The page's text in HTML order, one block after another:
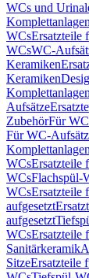
WCs und
Komplettanlagen
WCsErsatzteile
WCsWC-
Keramiken
Keramiken
Komplettanlagen
Aufsätze
ZubehörFür
Für WC-
Komplettanlagen
WCsErsatzteile
WCsFlachspül-
WCsErsatzteile
aufgesetzt
aufgesetzt
WCsErsatzteile
Sanitärkeramik
SitzeErsatzteile